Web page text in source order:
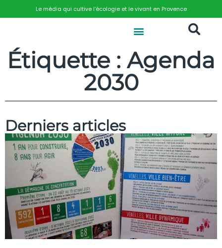
Le média qui cultive l’écologie et le vivant en Provence
Étiquette : Agenda
2030
Derniers articles